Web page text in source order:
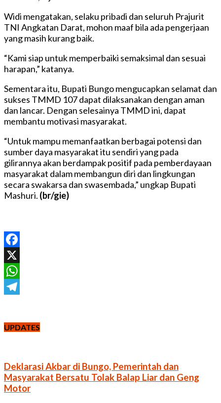
Widi mengatakan, selaku pribadi dan seluruh Prajurit
TNI Angkatan Darat, mohon maaf bila ada pengerjaan
yang masih kurang baik.
“Kami siap untuk memperbaiki semaksimal dan sesuai
harapan,” katanya.
Sementara itu, Bupati Bungo mengucapkan selamat dan
sukses TMMD 107 dapat dilaksanakan dengan aman
dan lancar. Dengan selesainya TMMD ini, dapat
membantu motivasi masyarakat.
“Untuk mampu memanfaatkan berbagai potensi dan
sumber daya masyarakat itu sendiri yang pada
gilirannya akan berdampak positif pada pemberdayaan
masyarakat dalam membangun diri dan lingkungan
secara swakarsa dan swasembada,” ungkap Bupati
Mashuri. (br/gie)
Facebook
X
WhatsApp
UPDATES
Deklarasi Akbar di Bungo, Pemerintah dan
Masyarakat Bersatu Tolak Balap Liar dan Geng
Motor